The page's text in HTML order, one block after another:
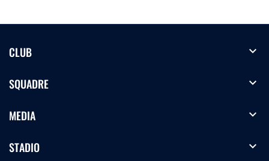
CLUB expand_more
SQUADRE expand_more
MEDIA expand_more
STADIO expand_more